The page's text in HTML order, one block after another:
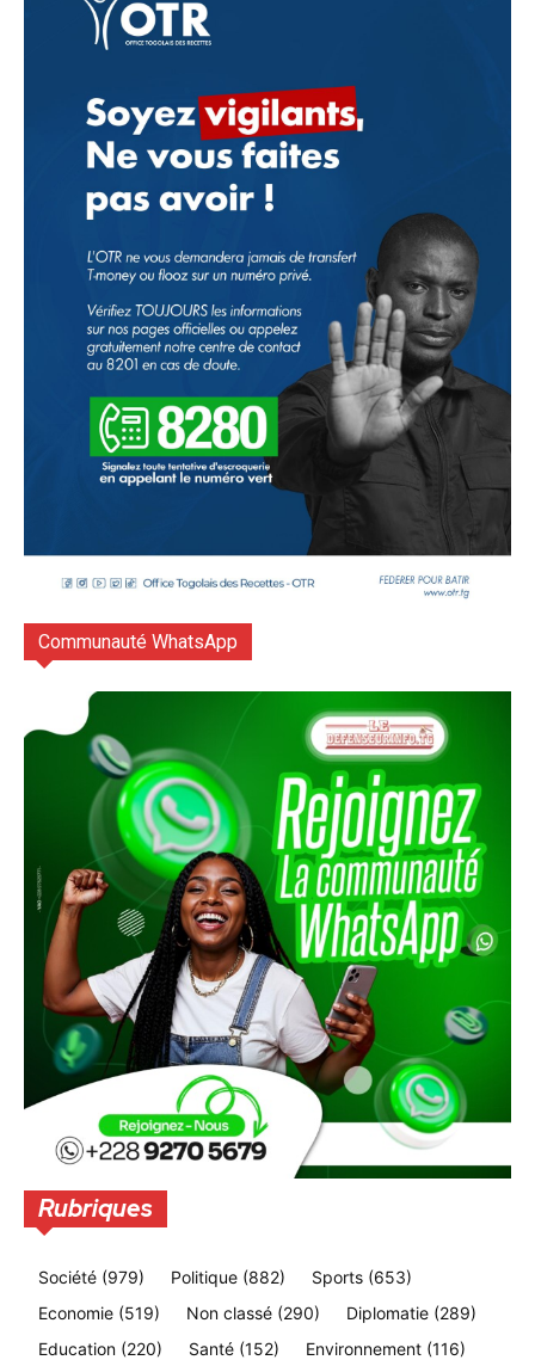
Communauté WhatsApp
Rubriques
Société (979) Politique (882) Sports (653)
Economie (519) Non classé (290) Diplomatie (289)
Education (220) Santé (152) Environnement (116)